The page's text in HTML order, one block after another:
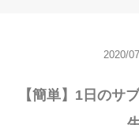
2020/
【簡単】1日のサ